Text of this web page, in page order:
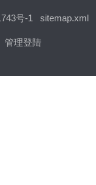
号-1 sitemap.xml
管理登陆